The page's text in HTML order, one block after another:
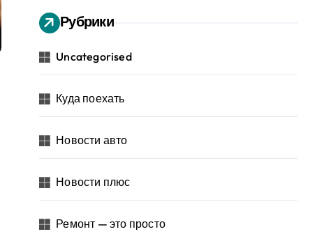
Рубрики
Uncategorised
Куда поехать
Новости авто
Новости плюс
Ремонт — это просто